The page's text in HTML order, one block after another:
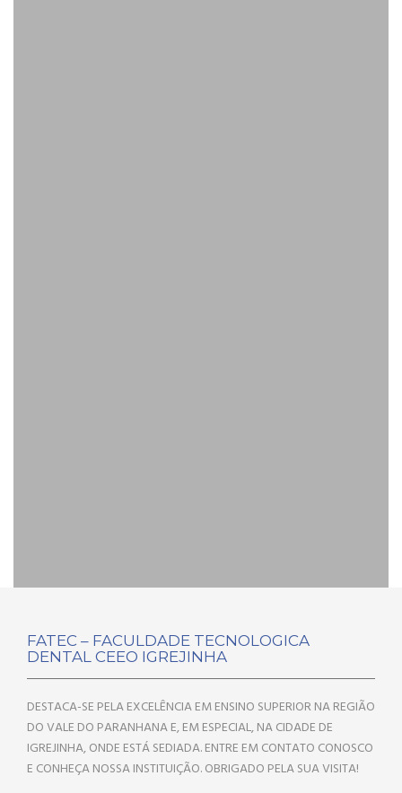
FATEC – FACULDADE TECNOLOGICA
DENTAL CEEO IGREJINHA
DESTACA-SE PELA EXCELÊNCIA EM ENSINO SUPERIOR NA REGIÃO
DO VALE DO PARANHANA E, EM ESPECIAL, NA CIDADE DE
IGREJINHA, ONDE ESTÁ SEDIADA. ENTRE EM CONTATO CONOSCO
E CONHEÇA NOSSA INSTITUIÇÃO. OBRIGADO PELA SUA VISITA!